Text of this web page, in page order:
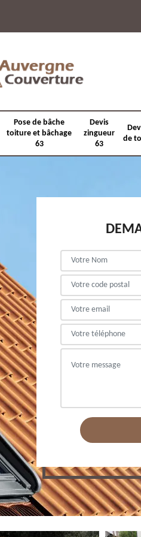
Pose de bâche
toiture et bâchage
63
Devis
zingueur
63
de